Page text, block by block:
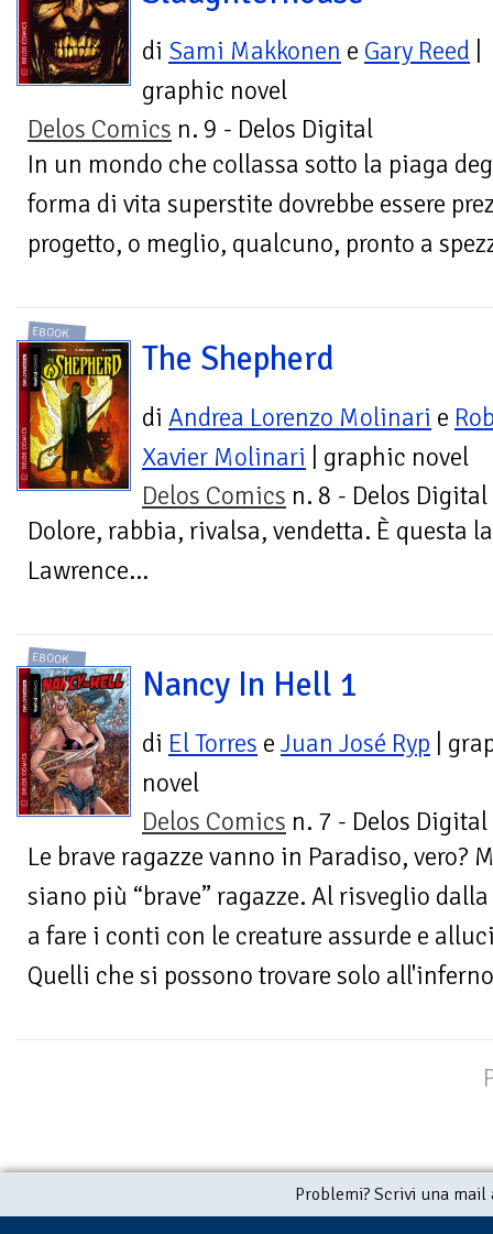
di Sami Makkonen e Gary Reed
graphic novel
Delos Comics n. 9 - Delos Digital
In un mondo che collassa sotto la piaga
forma di vita superstite dovrebbe essere
progetto, o meglio, qualcuno, pronto a
EBOOK
The Shepherd
di Andrea Lorenzo Molinari e
Xavier Molinari | graphic novel
Delos Comics n. 8 - Delos Digital
Dolore, rabbia, rivalsa, vendetta. È questa
Lawrence...
EBOOK
Nancy In Hell 1
di El Torres e Juan José Ryp |
novel
Delos Comics n. 7 - Delos Digital
Le brave ragazze vanno in Paradiso, vero?
siano più “brave” ragazze. Al risveglio
a fare i conti con le creature assurde e
Quelli che si possono trovare solo
Problemi? Scrivi una